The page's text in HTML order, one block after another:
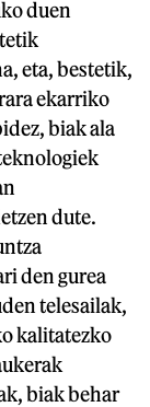
duen
eta, bestetik,
ekarriko
biak ala
dute.
den gurea
telesailak,
kalitatezko
biak behar